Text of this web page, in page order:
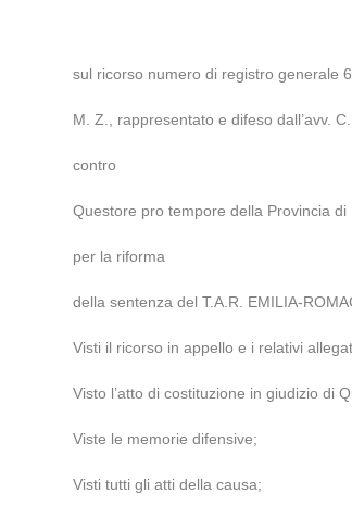
sul ricorso numero di registro generale
M. Z., rappresentato e difeso dall’avv.
contro
Questore pro tempore della Provincia
per la riforma
della sentenza del T.A.R. EMILIA-
Visti il ricorso in appello e i relativi
Visto l’atto di costituzione in giudizio di
Viste le memorie difensive;
Visti tutti gli atti della causa;